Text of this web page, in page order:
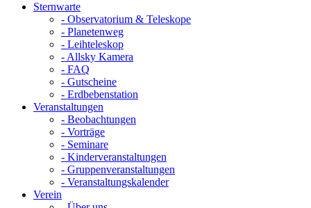
Sternwarte
- Observatorium & Teleskope
- Planetenweg
- Leihteleskop
- Allsky Kamera
- FAQ
- Gutscheine
- Erdbebenstation
Veranstaltungen
- Beobachtungen
- Vorträge
- Seminare
- Kinderveranstaltungen
- Gruppenveranstaltungen
- Veranstaltungskalender
Verein